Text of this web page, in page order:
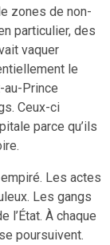
zones de non-
particulier, des
vaquer
le
Prince
Ceux-ci
parce qu’ils
Les actes
Les gangs
À chaque
poursuivent.